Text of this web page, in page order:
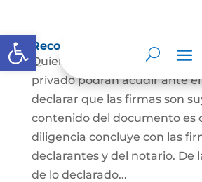
Abrir barra de herramientas
Reconocimiento de firma y
Quienes hayan firmado un
privado podrán acudir ante
declarar que las firmas son
contenido del documento es
diligencia concluye con las
declarantes y del notario. De
de lo declarado...